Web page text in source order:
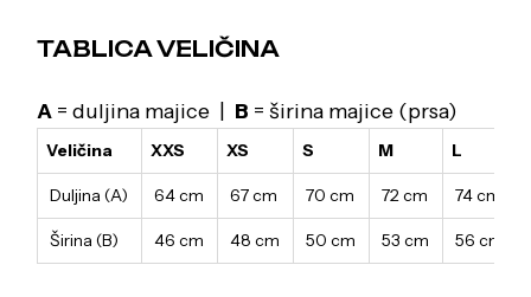
TABLICA VELIČINA
A = duljina majice | B = širina majice (prsa)
Veličina XXS XS S M L
Duljina (A) 64 cm 67 cm 70 cm 72 cm 74 cm
Širina (B) 46 cm 48 cm 50 cm 53 cm 56 cm